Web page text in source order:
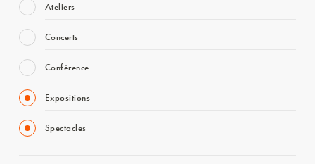
Ateliers
Concerts
Conférence
Expositions
Spectacles